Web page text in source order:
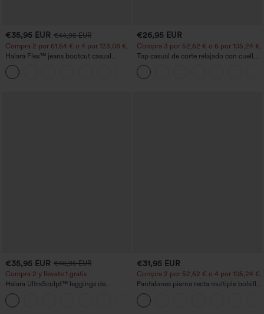
€35,95 EUR €44,95 EUR
Compra 2 por 61,54 € o 4 por 123,08 €.
Halara Flex™ jeans bootcut casual
lavados, de talle alto y con bolsillos
€26,95 EUR
Compra 3 por 52,62 € o 6 por 105,24 €.
Top casual de corte relajado con cuello
redondo y mangas murciélago.
€35,95 EUR €40,95 EUR
Compra 2 y llévate 1 gratis
Halara UltraSculpt™ leggings de
entrenamiento moldeadores de talle alto
con fruncido trasero que realza los
glúteos, control de abdomen y bolsillos
€31,95 EUR
Compra 2 por 52,62 € o 4 por 105,24 €.
Pantalones pierna recta múltiple bolsillo
botón tiro alto